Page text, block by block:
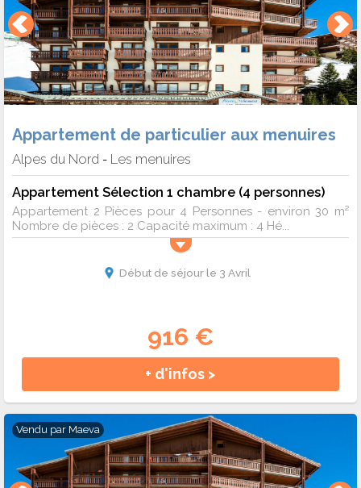
Appartement de particulier aux menuires
Alpes du Nord - Les menuires
Appartement Sélection 1 chambre (4 personnes)
Appartement 2 Pièces pour 4 Personnes - environ 30 m²
Nombre de pièces : 2 Capacité maximum : 4 Hé...
Début de séjour le 3 Avril
916 €
+ d'infos >
Vendu par Maeva